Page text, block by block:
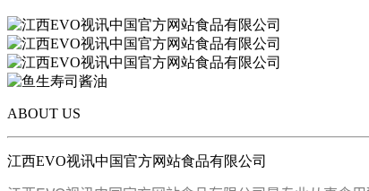
ABOUT US
江西EVO视讯中国官方网站食品有限公司